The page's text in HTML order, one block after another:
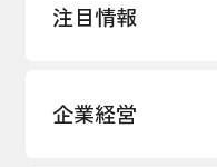
注目情報
企業経営